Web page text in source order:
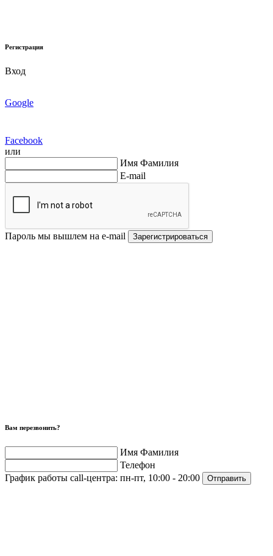
Регистрация
Вход
Google
Facebook
или
Имя Фамилия
E-mail
Пароль мы вышлем на e-mail Зарегистрироваться
Вам перезвонить?
Имя Фамилия
Телефон
График работы call-центра: пн-пт, 10:00 - 20:00 Отправить